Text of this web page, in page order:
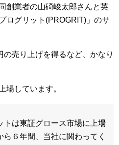
創業者の山碕峻太郎さんと英
ログリット(PROGRIT)」のサ
売り上げを得るなど、かなり
場しています。
トは東証グロース市場に上場
６年間、当社に関わってく